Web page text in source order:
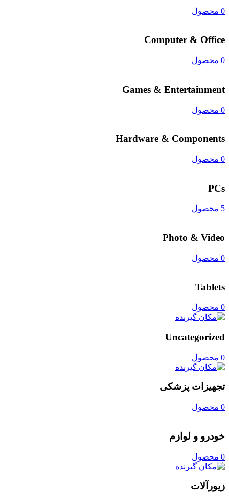
0 محصول
Computer & Office
0 محصول
Games & Entertainment
0 محصول
Hardware & Components
0 محصول
PCs
5 محصول
Photo & Video
0 محصول
Tablets
0 محصول
Uncategorized
0 محصول
تجهیزات پزشکی
0 محصول
خودرو و لوازم
0 محصول
زیورآلات